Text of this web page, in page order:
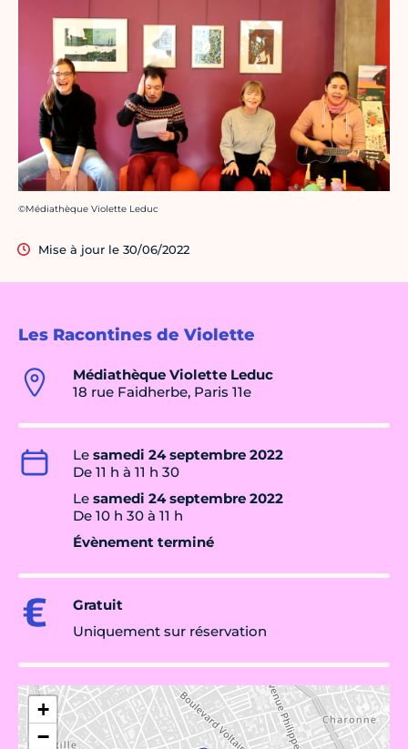
Les Racontines de Violette
Médiathèque Violette Leduc
18 rue Faidherbe, Paris 11e
Le samedi 24 septembre 2022
De 11 h à 11 h 30
Le samedi 24 septembre 2022
De 10 h 30 à 11 h
Évènement terminé
Gratuit
Uniquement sur réservation
+
−
Crédit photo :
©Médiathèque Violette Leduc
Mise à jour le 30/06/2022